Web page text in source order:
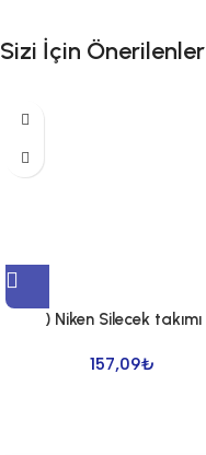
Sizi İçin Önerilenler
) Niken Silecek takımı
157,09₺